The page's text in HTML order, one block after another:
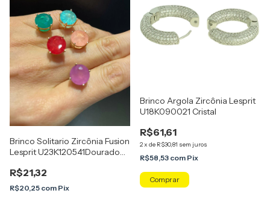
Brinco Solitario Zircônia Fusion
Lesprit U23K120541Dourado
R$21,32
R$20,25 com Pix
Brinco Argola Zircônia Lesprit
U18K090021 Cristal
R$61,61
2x de R$30,81 sem juros
R$58,53 com Pix
Comprar